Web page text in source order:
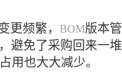
更频繁， BOM版本
避免了采购回来一
用也大大减少。